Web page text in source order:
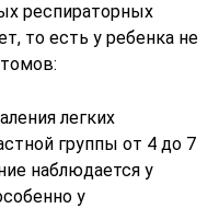
респираторных
то есть у ребенка не
легких
группы от 4 до 7
наблюдается у
у